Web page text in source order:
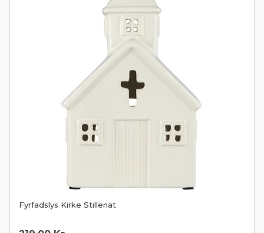
Fyrfadslys Kirke Stillenat